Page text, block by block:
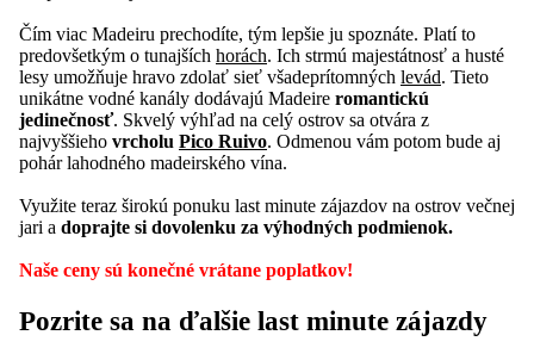
Čím viac Madeiru prechodíte, tým lepšie ju spoznáte. Platí to
predovšetkým o tunajších horách. Ich strmú majestátnosť a husté
lesy umožňuje hravo zdolať sieť všadeprítomných levád. Tieto
unikátne vodné kanály dodávajú Madeire romantickú
jedinečnosť. Skvelý výhľad na celý ostrov sa otvára z
najvyššieho vrcholu Pico Ruivo. Odmenou vám potom bude aj
pohár lahodného madeirského vína.
Využite teraz širokú ponuku last minute zájazdov na ostrov večnej
jari a doprajte si dovolenku za výhodných podmienok.
Naše ceny sú konečné vrátane poplatkov!
Pozrite sa na ďalšie last minute zájazdy